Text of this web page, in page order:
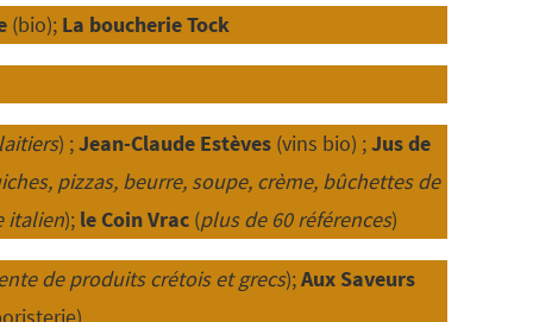
(bio); La boucherie Tock
) ;Jean-Claude Estèves(vins bio) ;Jus de
pizzas, beurre, soupe, crème, bûchettes de
italien); le Coin Vrac (plus de 60 références)
de produits crétois et grecs);Aux Saveurs